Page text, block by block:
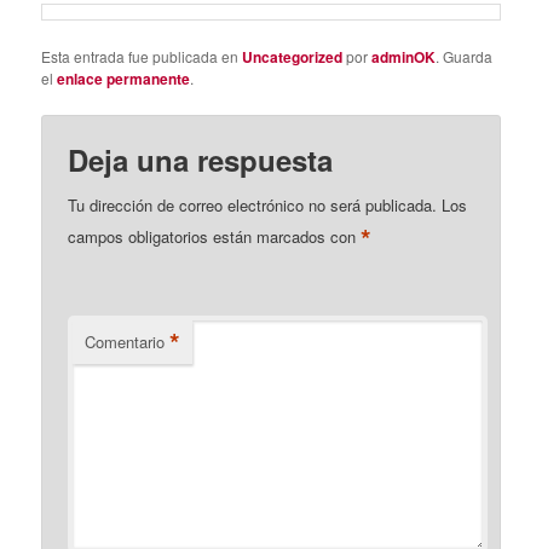
Esta entrada fue publicada en UncategorizedporadminOK. Guarda
elenlace permanente.
Deja una respuesta
Tu dirección de correo electrónico no será publicada. Los
campos obligatorios están marcados con*
Comentario *